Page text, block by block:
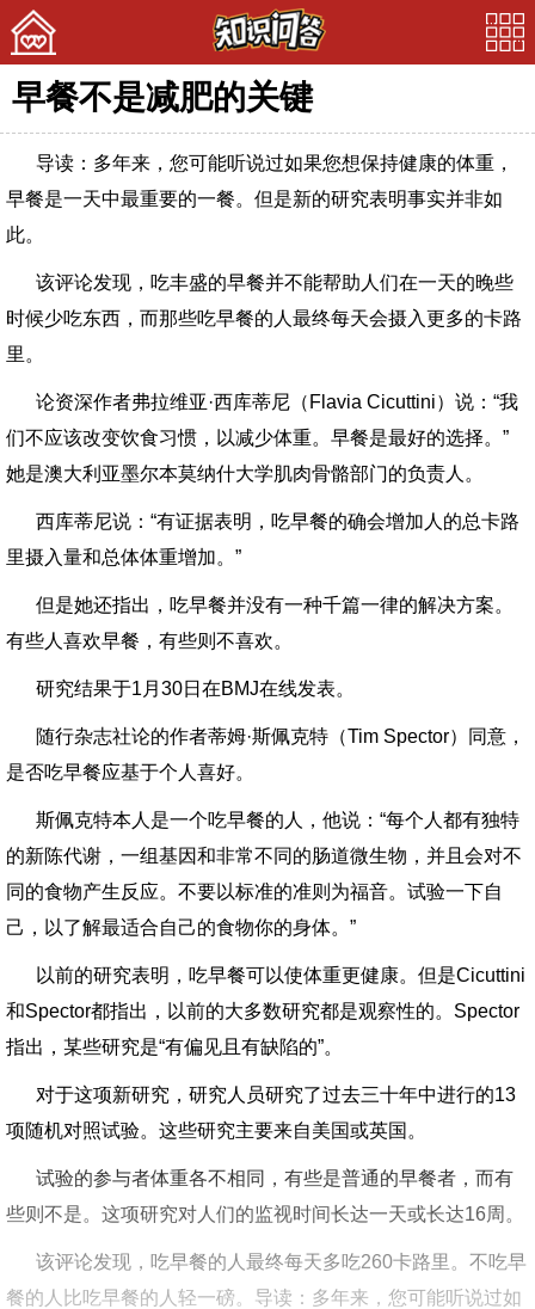
首页
美文
宠物
问答
早餐不是减肥的关键
导读：多年来，您可能听说过如果您想保持健康的体重，
早餐是一天中最重要的一餐。但是新的研究表明事实并非如
此。
该评论发现，吃丰盛的早餐并不能帮助人们在一天的晚些
时候少吃东西，而那些吃早餐的人最终每天会摄入更多的卡路
里。
论资深作者弗拉维亚·西库蒂尼（Flavia Cicuttini）说：“我
们不应该改变饮食习惯，以减少体重。早餐是最好的选择。”
她是澳大利亚墨尔本莫纳什大学肌肉骨骼部门的负责人。
西库蒂尼说：“有证据表明，吃早餐的确会增加人的总卡路
里摄入量和总体体重增加。”
但是她还指出，吃早餐并没有一种千篇一律的解决方案。
有些人喜欢早餐，有些则不喜欢。
研究结果于1月30日在BMJ在线发表。
随行杂志社论的作者蒂姆·斯佩克特（Tim Spector）同意，
是否吃早餐应基于个人喜好。
斯佩克特本人是一个吃早餐的人，他说：“每个人都有独特
的新陈代谢，一组基因和非常不同的肠道微生物，并且会对不
同的食物产生反应。不要以标准的准则为福音。试验一下自
己，以了解最适合自己的食物你的身体。”
以前的研究表明，吃早餐可以使体重更健康。但是Cicuttini
和Spector都指出，以前的大多数研究都是观察性的。Spector
指出，某些研究是“有偏见且有缺陷的”。
对于这项新研究，研究人员研究了过去三十年中进行的13
项随机对照试验。这些研究主要来自美国或英国。
试验的参与者体重各不相同，有些是普通的早餐者，而有
些则不是。这项研究对人们的监视时间长达一天或长达16周。
该评论发现，吃早餐的人最终每天多吃260卡路里。不吃早
餐的人比吃早餐的人轻一磅。导读：多年来，您可能听说过如